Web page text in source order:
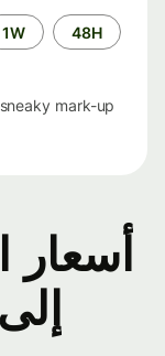
الفترة
الزمنية
48H
1W
sneaky mark-up
إلى MZN اليوم